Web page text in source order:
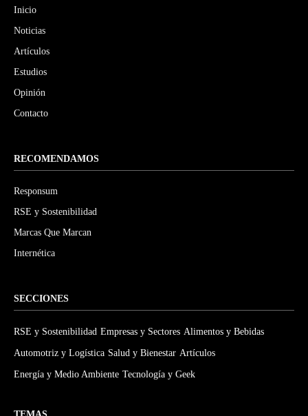
Inicio
Noticias
Artículos
Estudios
Opinión
Contacto
RECOMENDAMOS
Responsum
RSE y Sostenibilidad
Marcas Que Marcan
Internética
SECCIONES
RSE y Sostenibilidad Empresas y Sectores Alimentos y Bebidas
Automotriz y Logística Salud y Bienestar Artículos
Energía y Medio Ambiente Tecnología y Geek